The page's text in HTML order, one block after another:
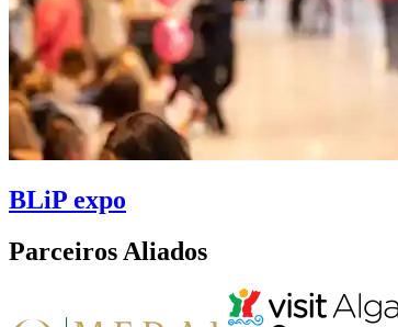
BLiP expo
Parceiros Aliados